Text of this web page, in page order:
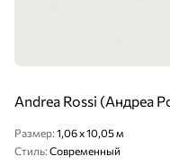
Andrea Rossi (Андреа
Размер: 1,06 x 10,05 м
Стиль: Современный